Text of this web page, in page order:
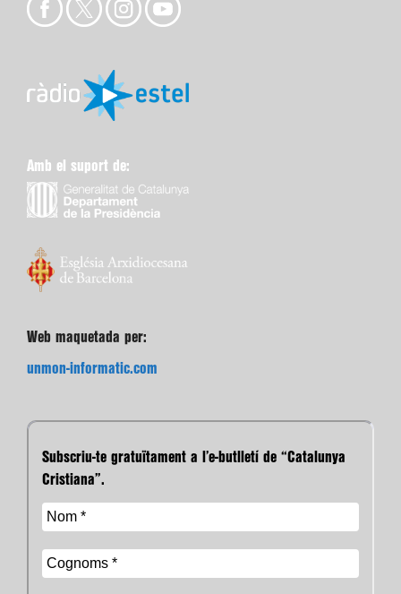
Amb el suport de:
Web maquetada per:
unmon-informatic.com
Subscriu-te gratuïtament a l’e-butlletí de “Catalunya
Cristiana”.